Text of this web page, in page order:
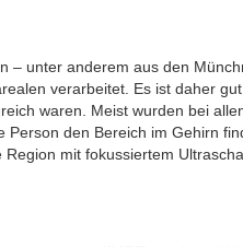
– unter anderem aus den
verarbeitet. Es ist daher gut
waren. Meist wurden bei
Person den Bereich im Gehirn
mit fokussiertem